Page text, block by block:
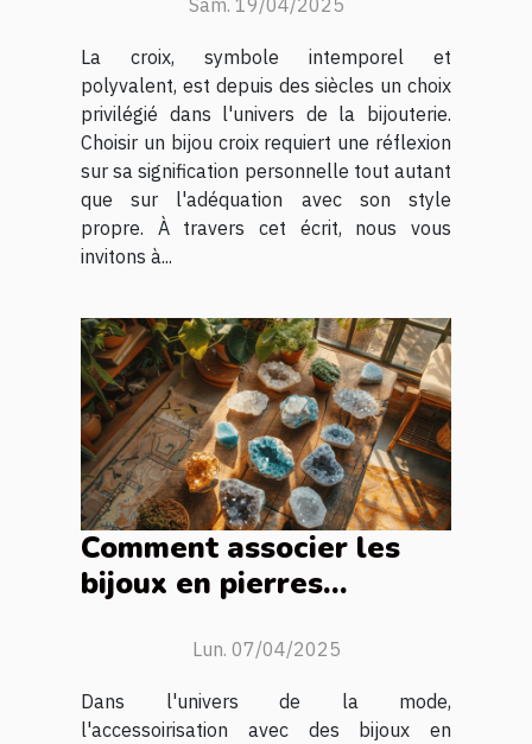
Sam. 19/04/2025
La croix, symbole intemporel et
polyvalent, est depuis des siècles un choix
privilégié dans l'univers de la bijouterie.
Choisir un bijou croix requiert une réflexion
sur sa signification personnelle tout autant
que sur l'adéquation avec son style
propre. À travers cet écrit, nous vous
invitons à...
Comment associer les
bijoux en pierres
garde-robe quotidienne
Lun. 07/04/2025
Dans l'univers de la mode,
l'accessoirisation avec des bijoux en